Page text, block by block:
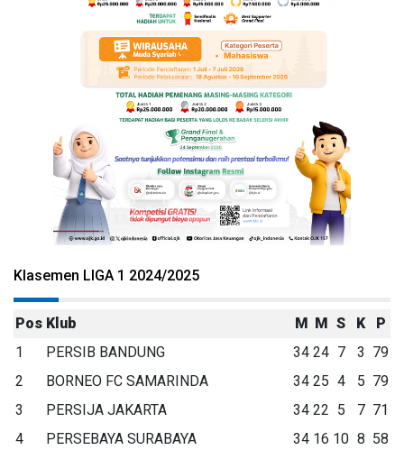
Klasemen LIGA 1 2024/2025
Pos Klub M M S K
P
1
PERSIB BANDUNG 34 24 7 3 79
2
BORNEO FC SAMARINDA 34 25 4 5 79
3
PERSIJA JAKARTA 34 22 5 7 71
4
PERSEBAYA SURABAYA 34 16 10 8 58